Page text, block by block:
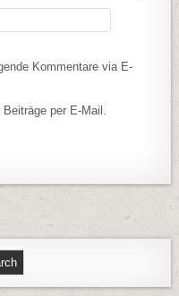
Kommentare via E-
per E-Mail.